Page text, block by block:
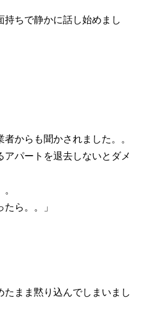
ちで静かに話し始めまし
者からも聞かされました。。
パートを退去しないとダメ
ら。。」
たまま黙り込んでしまいまし